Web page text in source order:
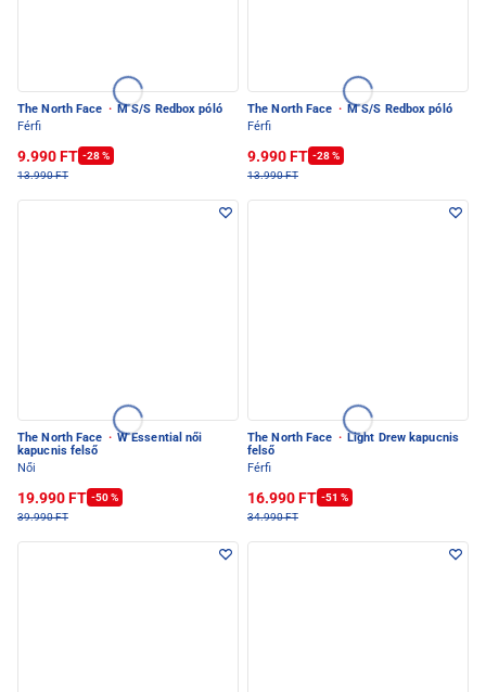
The North Face · M S/S Redbox póló
Férfi
9.990 FT -28 %
13.990 FT
The North Face · M S/S Redbox póló
Férfi
9.990 FT -28 %
13.990 FT
The North Face · W Essential női
kapucnis felső
Női
19.990 FT -50 %
39.990 FT
The North Face · Light Drew kapucnis
felső
Férfi
16.990 FT -51 %
34.990 FT